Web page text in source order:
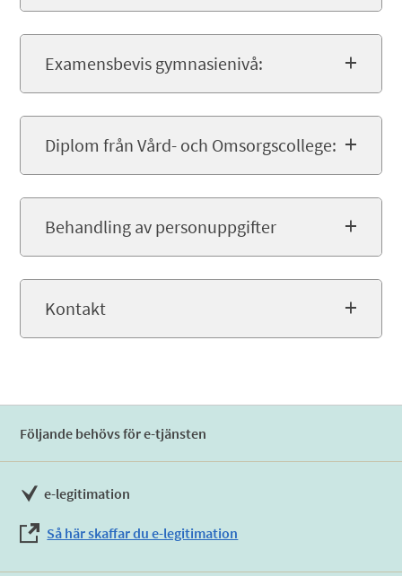
Examensbevis gymnasienivå:
Diplom från Vård- och Omsorgscollege:
Behandling av personuppgifter
Kontakt
Följande behövs för e-tjänsten
e-legitimation
Så här skaffar du e-legitimation